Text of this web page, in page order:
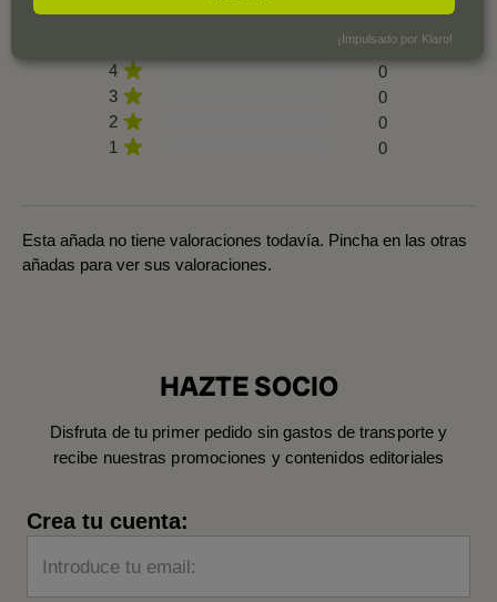
0
4
0
3
0
2
0
1
0
Esta añada no tiene valoraciones todavía. Pincha en las otras
añadas para ver sus valoraciones.
HAZTE SOCIO
Disfruta de tu primer pedido sin gastos de transporte y
recibe nuestras promociones y contenidos editoriales
Crea tu cuenta:
Introduce tu email:
¡Impulsado por Klaro!